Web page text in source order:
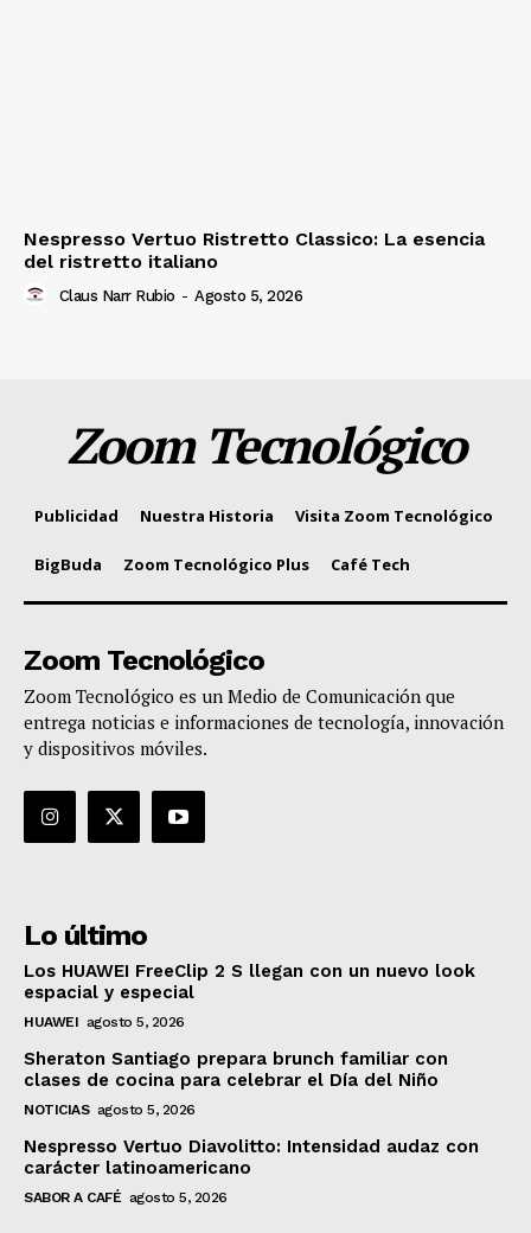
Nespresso Vertuo Ristretto Classico: La esencia
del ristretto italiano
Claus Narr Rubio - Agosto 5, 2026
Zoom Tecnológico
Publicidad Nuestra Historia Visita Zoom Tecnológico
BigBuda Zoom Tecnológico Plus Café Tech
Zoom Tecnológico
Zoom Tecnológico es un Medio de Comunicación que
entrega noticias e informaciones de tecnología, innovación
y dispositivos móviles.
Lo último
Los HUAWEI FreeClip 2 S llegan con un nuevo look
espacial y especial
HUAWEI agosto 5, 2026
Sheraton Santiago prepara brunch familiar con
clases de cocina para celebrar el Día del Niño
NOTICIAS agosto 5, 2026
Nespresso Vertuo Diavolitto: Intensidad audaz con
carácter latinoamericano
SABOR A CAFÉ agosto 5, 2026